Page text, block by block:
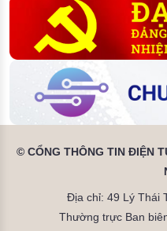
© CỔNG THÔNG TIN ĐIỆN
Địa chỉ: 49 Lý Thái
Thường trực Ban